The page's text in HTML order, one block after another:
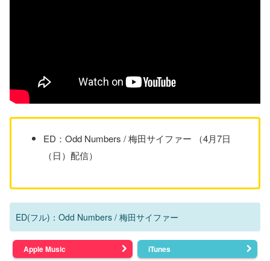
ED：Odd Numbers / 梅田サイファー （4月7日
（日）配信）
ED(フル)：Odd Numbers / 梅田サイファー
Apple Music iTunes